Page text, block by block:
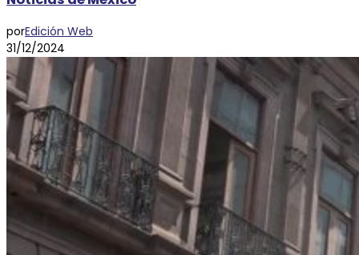
porEdición Web
31/12/2024